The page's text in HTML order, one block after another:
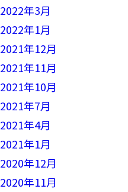
2022年3月
2022年1月
2021年12月
2021年11月
2021年10月
2021年7月
2021年4月
2021年1月
2020年12月
2020年11月